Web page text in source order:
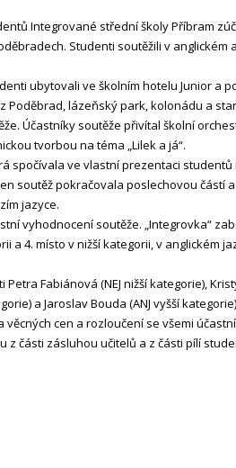
Integrované střední školy Příbram
Studenti soutěžili v anglickém
ubytovali ve školním hotelu Junior a
Poděbrad, lázeňský park, kolonádu a
Účastníky soutěže přivítal školní
tvorbou na téma „Lilek a já“.
spočívala ve vlastní prezentaci studentů
soutěž pokračovala poslechovou částí
jazyce.
vyhodnocení soutěže. „Integrovka“
a 4. místo v nižší kategorii, v anglickém
Fabiánová (NEJ nižší kategorie),
a Jaroslav Bouda (ANJ vyšší
cen a rozloučení se všemi
z části zásluhou učitelů a z části pílí